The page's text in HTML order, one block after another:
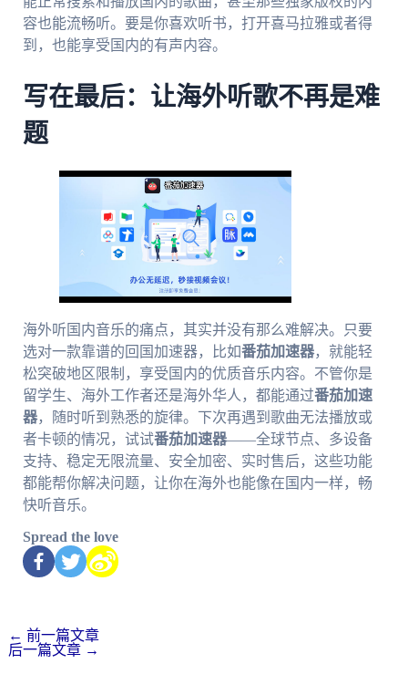
容也能流畅听。要是你喜欢听书，打开喜马拉雅或者得
到，也能享受国内的有声内容。
写在最后：让海外听歌不再是难
题
海外听国内音乐的痛点，其实并没有那么难解决。只要
选对一款靠谱的回国加速器，比如番茄加速器，就能轻
松突破地区限制，享受国内的优质音乐内容。不管你是
留学生、海外工作者还是海外华人，都能通过番茄加速
器，随时听到熟悉的旋律。下次再遇到歌曲无法播放或
者卡顿的情况，试试番茄加速器——全球节点、多设备
支持、稳定无限流量、安全加密、实时售后，这些功能
都能帮你解决问题，让你在海外也能像在国内一样，畅
快听音乐。
Spread the love
← 前一篇文章
后一篇文章 →